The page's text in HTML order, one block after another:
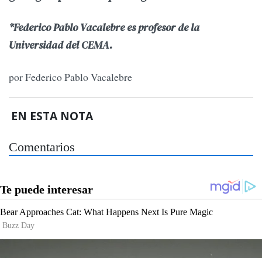
*Federico Pablo Vacalebre es profesor de la
Universidad del CEMA.
por Federico Pablo Vacalebre
EN ESTA NOTA
Comentarios